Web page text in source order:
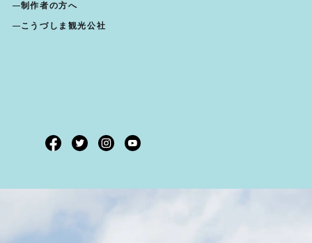
制作者の方へ
こうづしま観光公社